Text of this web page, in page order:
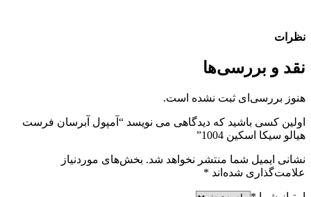
نظرات
نقد و بررسی‌ها
هنوز بررسی‌ای ثبت نشده است.
اولین کسی باشید که دیدگاهی می نویسد “آمپول آبرسان فرست
هیالو سیکا اسکین 1004”
نشانی ایمیل شما منتشر نخواهد شد. بخش‌های موردنیاز
علامت‌گذاری شده‌اند *